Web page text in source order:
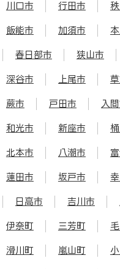
川口市 行田市
飯能市 加須市
春日部市 狭山市
深谷市 上尾市
蕨市 戸田市 入
和光市 新座市
北本市 八潮市
蓮田市 坂戸市
日高市 吉川市
伊奈町 三芳町
滑川町 嵐山町